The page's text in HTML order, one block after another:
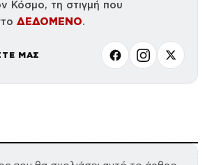
Κόσμο, τη στιγμή που
ΔΕΔΟΜΕΝΟ.
ΜΑΣ